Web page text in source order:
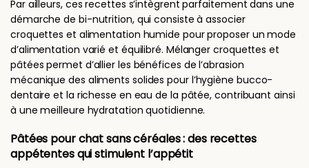
Par ailleurs, ces recettes s’intègrent parfaitement dans une
démarche de bi-nutrition, qui consiste à associer
croquettes et alimentation humide pour proposer un mode
d’alimentation varié et équilibré. Mélanger croquettes et
pâtées permet d’allier les bénéfices de l’abrasion
mécanique des aliments solides pour l’hygiène bucco-
dentaire et la richesse en eau de la pâtée, contribuant ainsi
à une meilleure hydratation quotidienne.
Pâtées pour chat sans céréales : des recettes
appétentes qui stimulent l’appétit